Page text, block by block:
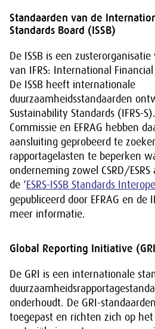
Standaarden van de
Standards Board (ISSB)
De ISSB is een
van IFRS: International
De ISSB heeft internationale
duurzaamheidsstandaarden
Sustainability Standards (IFRS-
Commissie en EFRAG hebben
aansluiting geprobeerd te
rapportagelasten te beperken
onderneming zowel CSRD/ESRS
de ‘ESRS-ISSB Standards
gepubliceerd door EFRAG en de
meer informatie.
Global Reporting Initiative (GRI
De GRI is een internationale
onderhoudt. De GRI-
toegepast en richten zich op